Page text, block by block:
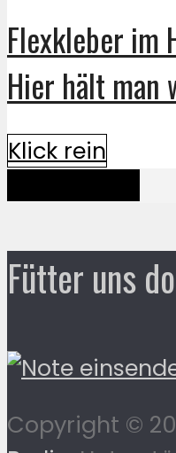
Flexkleber im
Hier hält man
Klick rein
Fütter uns
Copyright ©